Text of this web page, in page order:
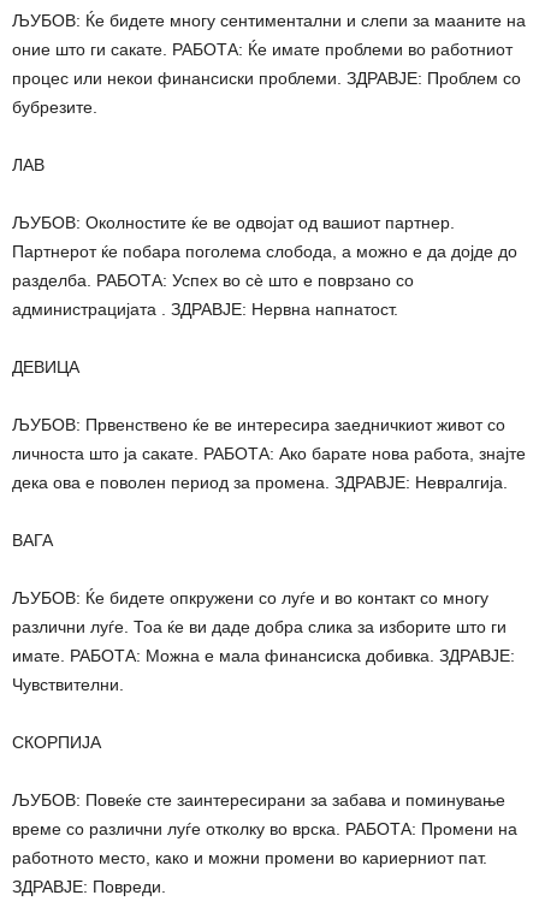
ЉУБОВ: Ќе бидете многу сентиментални и слепи за мааните на
оние што ги сакате. РАБОТА: Ќе имате проблеми во работниот
процес или некои финансиски проблеми. ЗДРАВЈЕ: Проблем со
бубрезите.
ЛАВ
ЉУБОВ: Околностите ќе ве одвојат од вашиот партнер.
Партнерот ќе побара поголема слобода, а можно е да дојде до
разделба. РАБОТА: Успех во сè што е поврзано со
администрацијата . ЗДРАВЈЕ: Нервна напнатост.
ДЕВИЦА
ЉУБОВ: Првенствено ќе ве интересира заедничкиот живот со
личноста што ја сакате. РАБОТА: Ако барате нова работа, знајте
дека ова е поволен период за промена. ЗДРАВЈЕ: Невралгија.
ВАГА
ЉУБОВ: Ќе бидете опкружени со луѓе и во контакт со многу
различни луѓе. Тоа ќе ви даде добра слика за изборите што ги
имате. РАБОТА: Можна е мала финансиска добивка. ЗДРАВЈЕ:
Чувствителни.
СКОРПИЈА
ЉУБОВ: Повеќе сте заинтересирани за забава и поминување
време со различни луѓе отколку во врска. РАБОТА: Промени на
работното место, како и можни промени во кариерниот пат.
ЗДРАВЈЕ: Повреди.